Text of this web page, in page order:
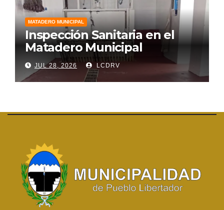
MATADERO MUNICIPAL
Inspección Sanitaria en el
Matadero Municipal
JUL 28, 2026 LCDRV